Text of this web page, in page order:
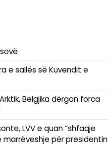
e sallës së Kuvendit e
Belgjika dërgon forca
LVV e quan “shfaqje
për presidentin